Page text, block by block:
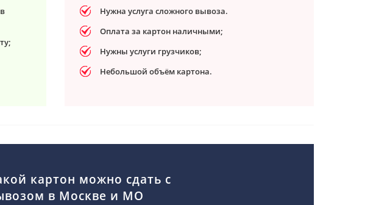
Нужна услуга сложного вывоза.
Оплата за картон наличными;
Нужны услуги грузчиков;
Небольшой объём картона.
картон можно сдать с
в Москве и МО